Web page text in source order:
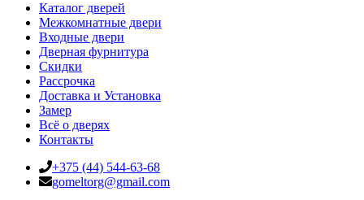
Каталог дверей
Межкомнатные двери
Входные двери
Дверная фурнитура
Скидки
Рассрочка
Доставка и Установка
Замер
Всё о дверях
Контакты
+375 (44) 544-63-68
gomeltorg@gmail.com